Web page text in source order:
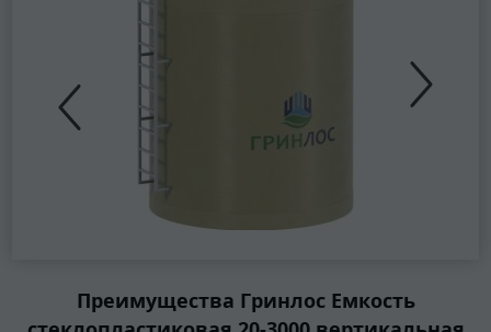
Преимущества Гринлос Емкость